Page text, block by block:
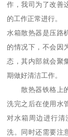
作，我司为了改善
的工作正常进行。
水箱散热器是压路
的情况下，不会因
态，其内部就会聚
期做好清洁工作。
散热器铁格上的
洗完之后在使用水
对水箱周边进行
洗。同时还需要注